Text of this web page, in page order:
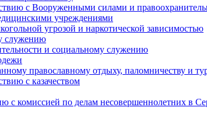
с Вооруженными силами и
учреждениями
угрозой и наркотической зависимостью
служению
и социальному служению
православному отдыху, паломничеству и
с казачеством
с комиссией по делам несовершеннолетних в